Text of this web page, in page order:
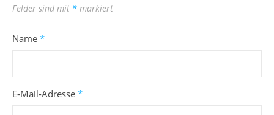
Felder sind mit * markiert
Name *
E-Mail-Adresse *